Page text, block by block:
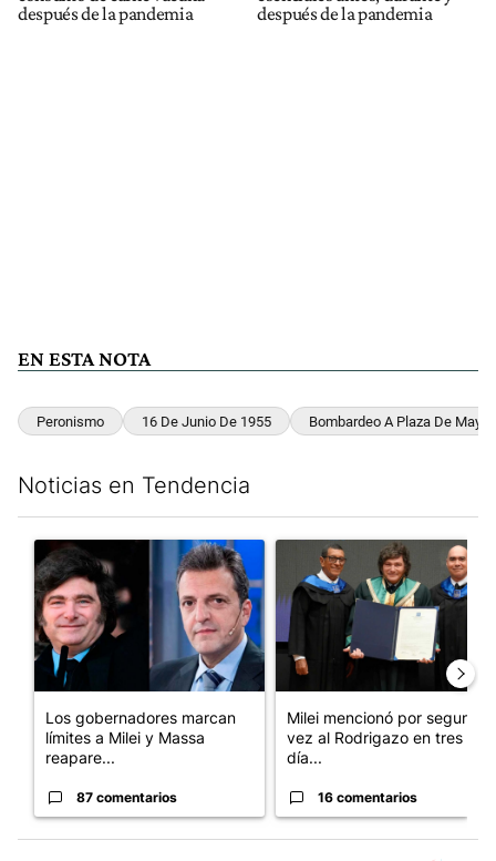
después de la pandemia
después de la pandemia
EN ESTA NOTA
Peronismo 16 De Junio De 1955 Bombardeo A Plaza De Mayo
Noticias en Tendencia
Un artículo de tendencia con el título "Los gobernadores
Los gobernadores marcan
límites a Milei y Massa
reapare...
87 comentarios
Un artículo de tendencia
Milei mencionó por segunda
vez al Rodrigazo en tres
día...
16 comentarios